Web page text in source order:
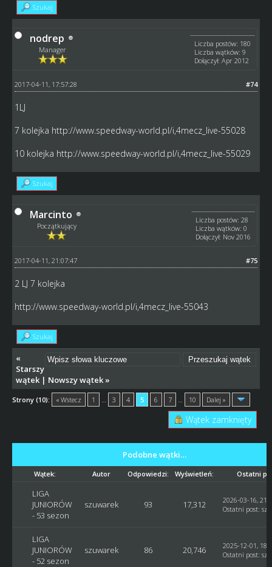
Szukaj
nodrep
Manager
Liczba postów: 180
Liczba wątków: 9
Dołączył: Apr 2012
#74
2017-04-11, 17:57:28
1LJ
7 kolejka http://www.speedway-world.pl/i,4mecz_live-55028
10 kolejka http://www.speedway-world.pl/i,4mecz_live-55029
Szukaj
Marcinto
Początkujący
Liczba postów: 28
Liczba wątków: 0
Dołączył: Nov 2016
#75
2017-04-11, 21:07:47
2 LJ 7 kolejka
http://www.speedway-world.pl/i,4mecz_live-55043
Szukaj
«
Starszy
wątek| Nowszy wątek»
Strony (10): « Wstecz 1 3 4 5 6 7 10 Dalej »
Wątek zamknięty
Podobne wątki…
Wątek: Autor Odpowiedzi: Wyświetleń: Ostatni
LIGA
JUNIORÓW
- 53 sezon
szuwarek 93 17,312
2026-03-16,
Ostatni post:
LIGA
JUNIORÓW
- 52 sezon
szuwarek 86 20,746
2025-12-01,
Ostatni post: